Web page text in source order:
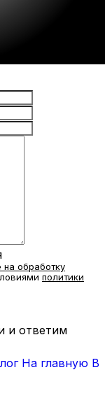
на обработку
политики
и ответим
На главную В